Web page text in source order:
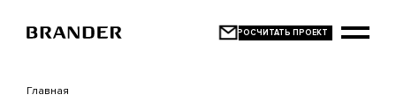
основному
Главная